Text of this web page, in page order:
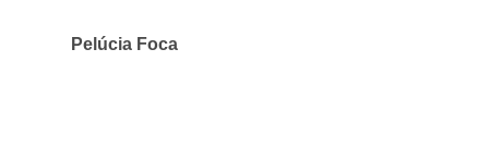
Pelúcia Foca